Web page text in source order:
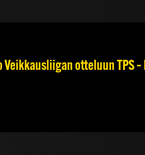
Veikkausliigan otteluun TPS